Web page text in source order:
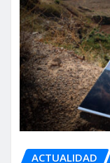
ACTUALIDAD